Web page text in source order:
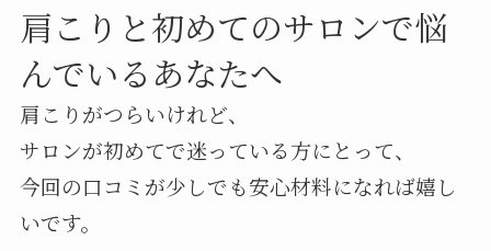
肩こりと初めてのサロンで悩
んでいるあなたへ
肩こりがつらいけれど、
サロンが初めてで迷っている方にとって、
今回の口コミが少しでも安心材料になれば嬉し
いです。